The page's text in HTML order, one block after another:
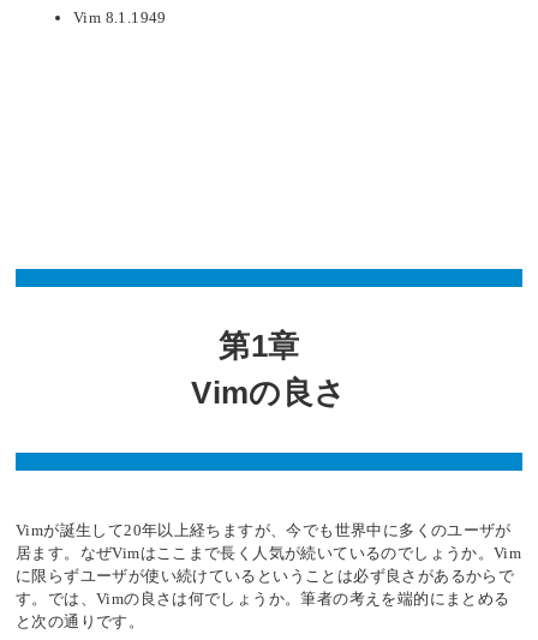
Vim 8.1.1949
第1章
Vimの良さ
Vimが誕生して20年以上経ちますが、今でも世界中に多くのユーザが
居ます。なぜVimはここまで長く人気が続いているのでしょうか。Vim
に限らずユーザが使い続けているということは必ず良さがあるからで
す。では、Vimの良さは何でしょうか。筆者の考えを端的にまとめる
と次の通りです。